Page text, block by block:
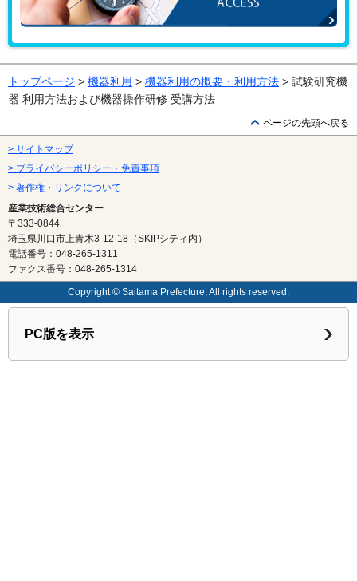
トップページ > 機器利用 > 機器利用の概要・利用方法 > 試験研究機
器 利用方法および機器操作研修 受講方法
ページの先頭へ戻る
> サイトマップ
> プライバシーポリシー・免責事項
> 著作権・リンクについて
産業技術総合センター
〒333-0844
埼玉県川口市上青木3-12-18（SKIPシティ内）
電話番号：048-265-1311
ファクス番号：048-265-1314
Copyright © Saitama Prefecture, All rights reserved.
PC版を表示